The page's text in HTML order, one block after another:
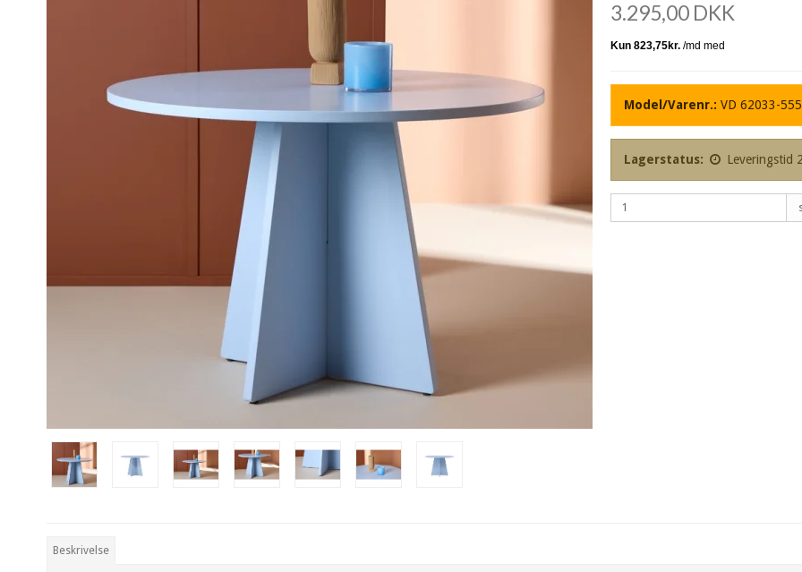
3.295,00 DKK
Model/Varenr.: VD 62033-555
Lagerstatus: Leveringstid
Beskrivelse